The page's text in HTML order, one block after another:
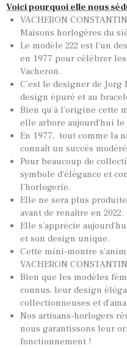
Voici pourquoi elle nous
VACHERON
Maisons horlogères du
Le modèle 222 est l’un
en 1977 pour célébrer
Vacheron.
C’est le designer de
design épuré et au
Bien qu’à l’origine cette
elle arbore aujourd’hui
En 1977, tout comme la
connaît un succès
Pour beaucoup de
symbole d’élégance et
l’horlogerie.
Elle ne sera plus
avant de renaître en 2022.
Elle s’apprécie
et son design unique.
Cette mini-montre
VACHERON
Bien que les modèles
connus, leur design
collectionneuses et
Nos artisans-horlogers
nous garantissons leur
fonctionnement !